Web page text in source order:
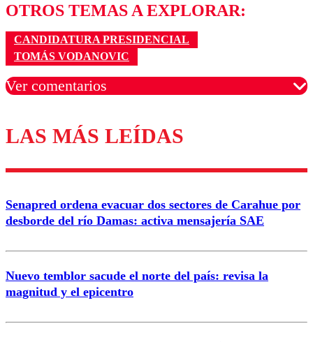
OTROS TEMAS A EXPLORAR:
CANDIDATURA PRESIDENCIAL
TOMÁS VODANOVIC
Ver comentarios
Los comentarios son moderados para garantizar un
diálogo respetuoso.
Nombre
Correo
LAS MÁS LEÍDAS
Senapred ordena evacuar dos sectores de Carahue por
desborde del río Damas: activa mensajería SAE
Nuevo temblor sacude el norte del país: revisa la
magnitud y el epicentro